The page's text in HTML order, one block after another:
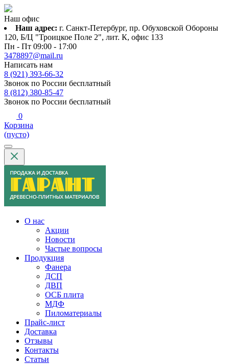
Наш офис
Наш адрес: г. Санкт-Петербург, пр. Обуховской Обороны
120, Б/Ц "Троицкое Поле 2", лит. К, офис 133
Пн - Пт 09:00 - 17:00
3478897@mail.ru
Написать нам
8 (921) 393-66-32
Звонок по России бесплатный
8 (812) 380-85-47
Звонок по России бесплатный
0
Корзина
(пусто)
О нас
Акции
Новости
Частые вопросы
Продукция
Фанера
ДСП
ДВП
ОСБ плита
МДФ
Пиломатериалы
Прайс-лист
Доставка
Отзывы
Контакты
Статьи